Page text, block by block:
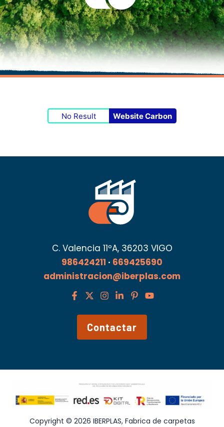
No Result Website Carbon
C. Valencia 11ºA, 36203 VIGO
986424211 · 669425690
administracion@iberplas.com
Contactar
Copyright © 2026 IBERPLAS, Fabrica de carpetas